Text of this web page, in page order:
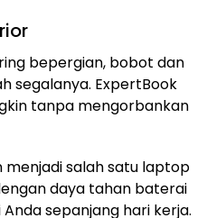
bepergian, bobot dan
segalanya. ExpertBook
tanpa mengorbankan
salah satu laptop
daya tahan baterai
sepanjang hari kerja.